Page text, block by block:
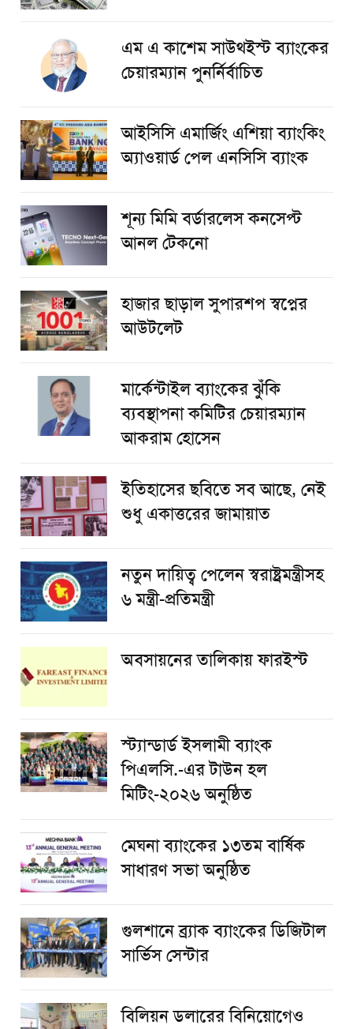
এম এ কাশেম সাউথইস্ট ব্যাংকের
চেয়ারম্যান পুনর্নির্বাচিত
আইসিসি এমার্জিং এশিয়া ব্যাংকিং
অ্যাওয়ার্ড পেল এনসিসি ব্যাংক
শূন্য মিমি বর্ডারলেস কনসেপ্ট
আনল টেকনো
হাজার ছাড়াল সুপারশপ স্বপ্নের
আউটলেট
মার্কেন্টাইল ব্যাংকের ঝুঁকি
ব্যবস্থাপনা কমিটির চেয়ারম্যান
আকরাম হোসেন
ইতিহাসের ছবিতে সব আছে, নেই
শুধু একাত্তরের জামায়াত
নতুন দায়িত্ব পেলেন স্বরাষ্ট্রমন্ত্রীসহ
৬ মন্ত্রী-প্রতিমন্ত্রী
অবসায়নের তালিকায় ফারইস্ট
স্ট্যান্ডার্ড ইসলামী ব্যাংক
পিএলসি.-এর টাউন হল
মিটিং-২০২৬ অনুষ্ঠিত
মেঘনা ব্যাংকের ১৩তম বার্ষিক
সাধারণ সভা অনুষ্ঠিত
গুলশানে ব্র্যাক ব্যাংকের ডিজিটাল
সার্ভিস সেন্টার
বিলিয়ন ডলারের বিনিয়োগেও